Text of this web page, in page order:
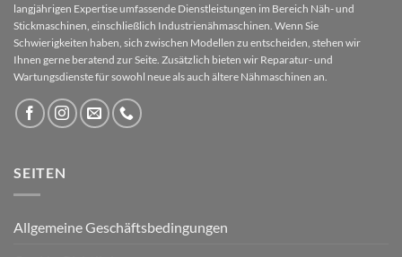
langjährigen Expertise umfassende Dienstleistungen im Bereich Näh- und
Stickmaschinen, einschließlich Industrienähmaschinen. Wenn Sie
Schwierigkeiten haben, sich zwischen Modellen zu entscheiden, stehen wir
Ihnen gerne beratend zur Seite. Zusätzlich bieten wir Reparatur- und
Wartungsdienste für sowohl neue als auch ältere Nähmaschinen an.
SEITEN
Allgemeine Geschäftsbedingungen